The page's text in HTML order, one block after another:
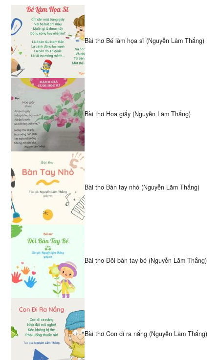
Bài thơ Bé làm họa sĩ (Nguyễn Lãm Thắng)
Bài thơ Hoa giấy (Nguyễn Lãm Thắng)
Bài thơ Bàn tay nhỏ (Nguyễn Lãm Thắng)
Bài thơ Đôi bàn tay bé (Nguyễn Lãm Thắng)
Bài thơ Con đi ra nắng (Nguyễn Lãm Thắng)